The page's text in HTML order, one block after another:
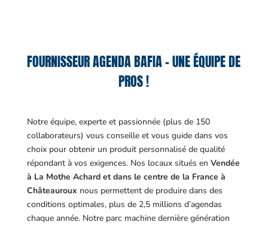
FOURNISSEUR AGENDA BAFIA – UNE ÉQUIPE DE
PROS !
Notre équipe, experte et passionnée (plus de 150
collaborateurs) vous conseille et vous guide dans vos
choix pour obtenir un produit personnalisé de qualité
répondant à vos exigences. Nos locaux situés en Vendée
à La Mothe Achard et dans le centre de la France à
Châteauroux nous permettent de produire dans des
conditions optimales, plus de 2,5 millions d’agendas
chaque année. Notre parc machine dernière génération